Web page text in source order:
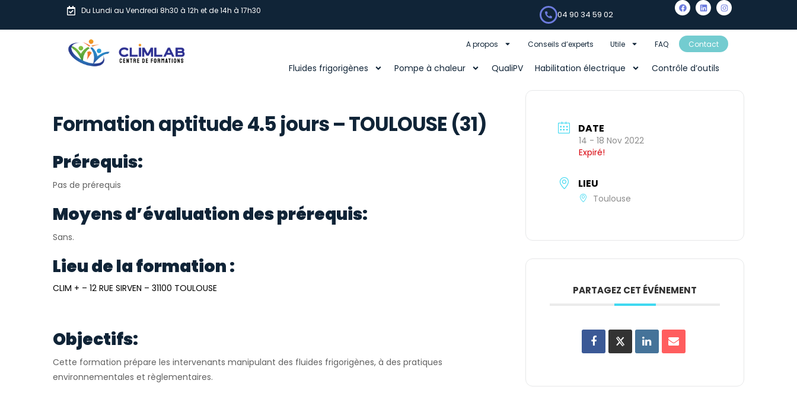
Du Lundi au Vendredi 8h30 à 12h et de 14h à 17h30 04 90 34 59 02
A propos Conseils d’experts Utile FAQ Contact
Fluides frigorigènes Pompe à chaleur QualiPV Habilitation électrique Contrôle d’outils
Formation aptitude 4.5 jours – TOULOUSE (31)
Prérequis:
Pas de prérequis
Moyens d’évaluation des prérequis:
Sans.
Lieu de la formation :
CLIM + – 12 RUE SIRVEN – 31100 TOULOUSE
Objectifs:
Cette formation prépare les intervenants manipulant des fluides frigorigènes, à des pratiques
environnementales et règlementaires.
DATE
14 - 18 Nov 2022
Expiré!
LIEU
Toulouse
PARTAGEZ CET ÉVÉNEMENT